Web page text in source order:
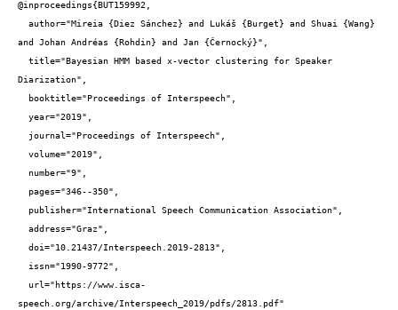
@inproceedings{BUT159992,
and Johan Andréas {Rohdin} and Jan {Černocký}",
Diarization",
speech.org/archive/Interspeech_2019/pdfs/2813.pdf"